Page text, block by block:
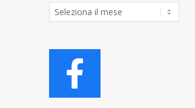
Archivio
Articoli